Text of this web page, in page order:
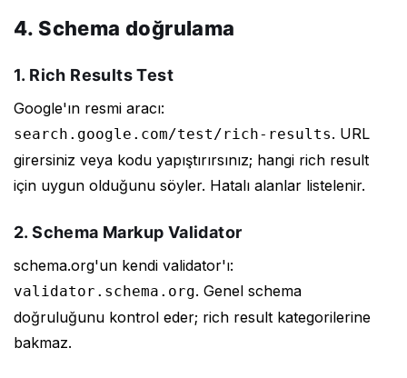
4. Schema doğrulama
1. Rich Results Test
Google'ın resmi aracı:
search.google.com/test/rich-results. URL
girersiniz veya kodu yapıştırırsınız; hangi rich result
için uygun olduğunu söyler. Hatalı alanlar listelenir.
2. Schema Markup Validator
schema.org'un kendi validator'ı:
validator.schema.org. Genel schema
doğruluğunu kontrol eder; rich result kategorilerine
bakmaz.